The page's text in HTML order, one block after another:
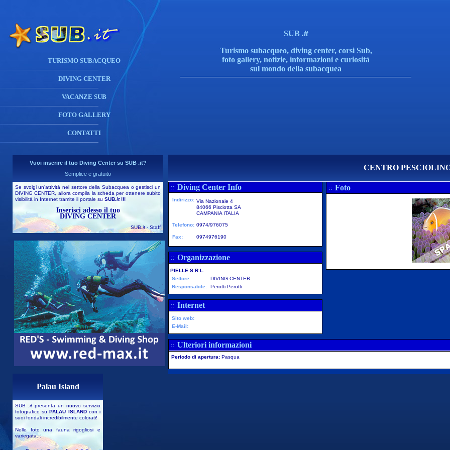
TURISMO SUBACQUEO
DIVING CENTER
VACANZE SUB
FOTO GALLERY
CONTATTI
Vuoi inserire il tuo Diving Center su SUB .it?
Semplice e gratuito
Se svolgi un'attività nel settore della Subacquea o gestisci un
DIVING CENTER, allora compila la scheda per ottenere subito
visibilità in Internet tramite il portale su SUB .it!!!
Inserisci adesso il tuo
DIVING CENTER
SUB.it- Staff
Palau Island
SUB .it presenta un nuovo servizio
fotografico suPALAU ISLANDcon i
suoi fondali incredibilmente colorati!
Nelle foto una fauna rigogliosi e
variegata...
SUB .it
Turismo subacqueo, diving center, corsi Sub,
foto gallery, notizie, informazioni e curiosità
sul mondo della subacquea
CENTRO
:: Diving Center Info
Indirizzo: Via Nazionale 4
84066 Pisciotta SA
CAMPANIA ITALIA
Telefono: 0974/976075
Fax: 0974976190
:: Organizzazione
PIELLE S.R.L.
Settore:
DIVING CENTER
Responsabile:
Perotti Perotti
:: Internet
Sito web:
E-Mail:
:: Foto
:: Ulteriori informazioni
Periodo di apertura: Pasqua